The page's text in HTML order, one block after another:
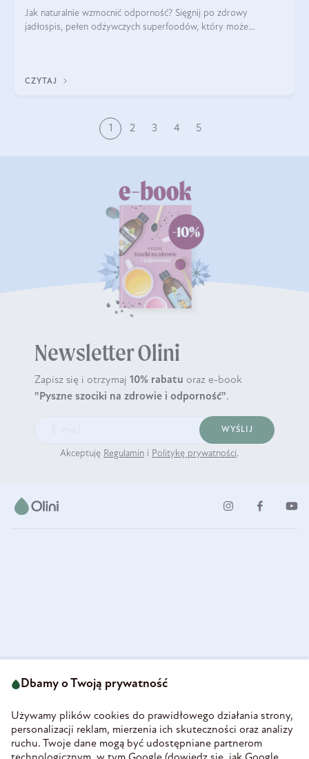
Jak naturalnie wzmocnić odporność? Sięgnij po zdrowy
jadłospis, pełen odżywczych superfoodów, który może
CZYTAJ
1 2 3 4 5
Newsletter Olini
Zapisz się i otrzymaj 10% rabatu oraz e-book
"Pyszne szociki na zdrowie i odporność".
WYŚLIJ
Akceptuję Regulamin i Politykę prywatności.
58-160 Świebodzice
REGON 890213034
INFORMACJE
Dbamy o Twoją prywatność
Używamy plików cookies do prawidłowego działania strony,
personalizacji reklam, mierzenia ich skuteczności oraz analizy
ruchu. Twoje dane mogą być udostępniane partnerom